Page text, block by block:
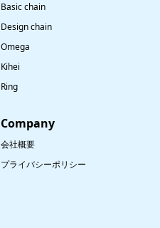
Basic chain
Design chain
Omega
Kihei
Ring
Company
会社概要
プライバシーポリシー